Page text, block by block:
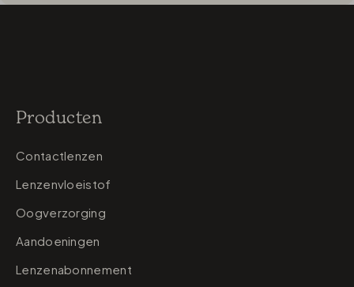
Producten
Contactlenzen
Lenzenvloeistof
Oogverzorging
Aandoeningen
Lenzenabonnement